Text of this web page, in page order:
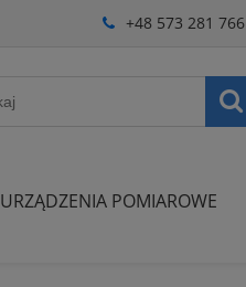
+48 573 281 766
URZĄDZENIA POMIAROWE